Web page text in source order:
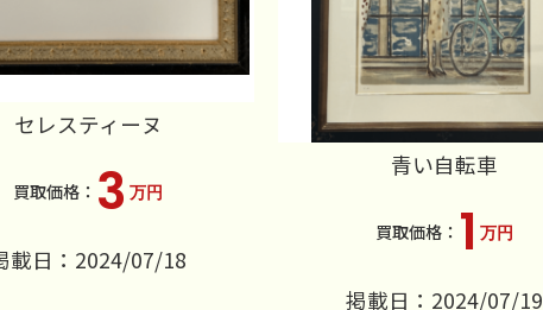
セレスティーヌ
3 万円
載日：2024/07/18
青い自転車
1 万円
掲載日：2024/07/19